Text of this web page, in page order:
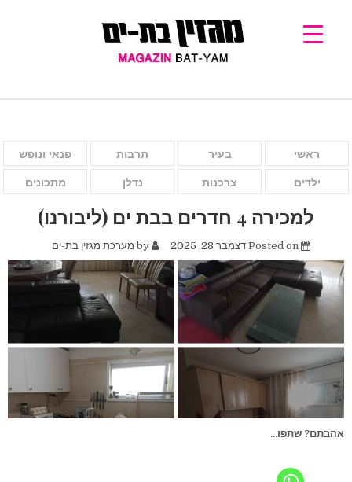
ראשי בעיר תרבות פנאי ונופש
ילדים צרכנות נדלן מתכונים
למכירה 4 חדרים בבת ים (ליבורנו)
Posted on דצמבר 28, 2025 by מערכת מגזין בת-ים
אהבתם? שתפו...